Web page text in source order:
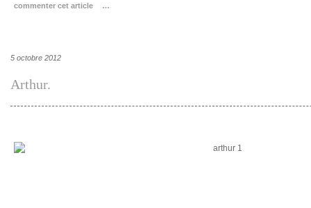
commenter cet article
…
5 octobre 2012
Arthur.